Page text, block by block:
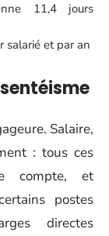
11,4 jours
salarié et par an
Salaire,
: tous ces
compte, et
postes
directes